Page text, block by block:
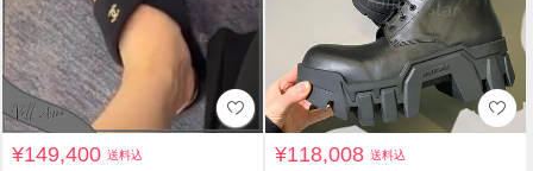
¥149,400送料込 ¥118,008送料込